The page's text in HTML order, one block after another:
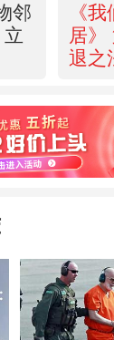
邻
《
居》
退之